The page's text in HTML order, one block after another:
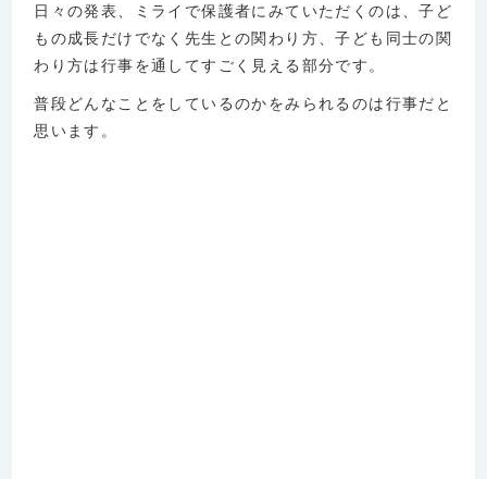
日々の発表、ミライで保護者にみていただくのは、子ど
もの成長だけでなく先生との関わり方、子ども同士の関
わり方は行事を通してすごく見える部分です。
普段どんなことをしているのかをみられるのは行事だと
思います。